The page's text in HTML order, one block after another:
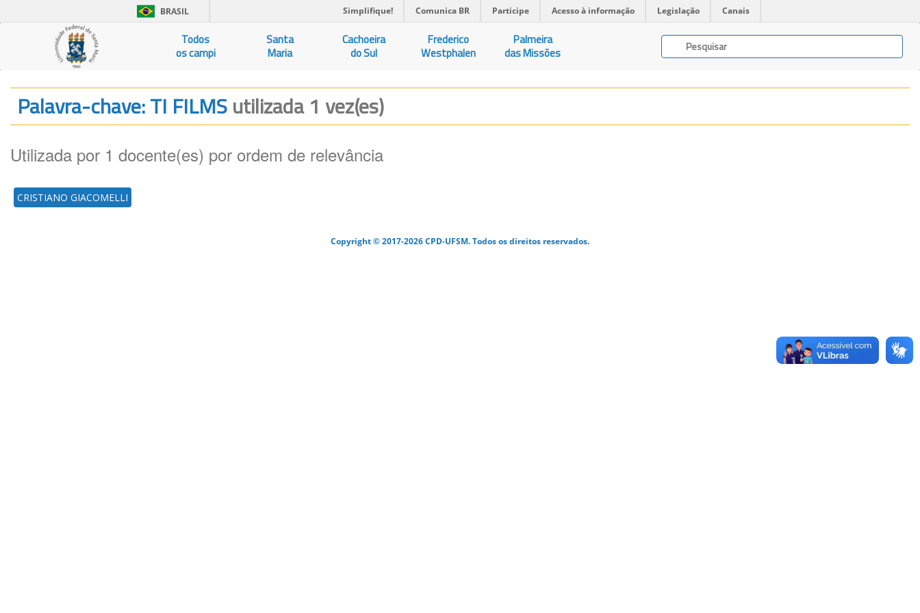
BRASIL Simplifique! Comunica BR Participe Acesso à informação Legislação Canais
Todos
os campi
Santa
Maria
Cachoeira
do Sul
Frederico
Westphalen
Palmeira
das Missões
Palavra-chave: TI FILMSutilizada 1 vez(es)
Utilizada por 1 docente(es) por ordem de relevância
CRISTIANO GIACOMELLI
Copyright © 2017-2026 CPD-UFSM. Todos os direitos reservados.